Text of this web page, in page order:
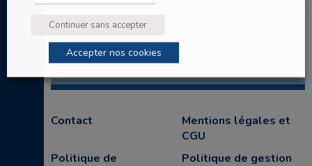
Contact
Mentions légales et
CGU
Politique de
Politique de gestion
Continuer sans accepter
Accepter nos cookies